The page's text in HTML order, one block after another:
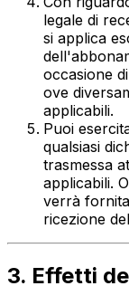
legale di
si applica
occasione
ove
applicabili.
Puoi
qualsiasi
trasmessa
applicabili.
verrà
ricezione
3. Effetti